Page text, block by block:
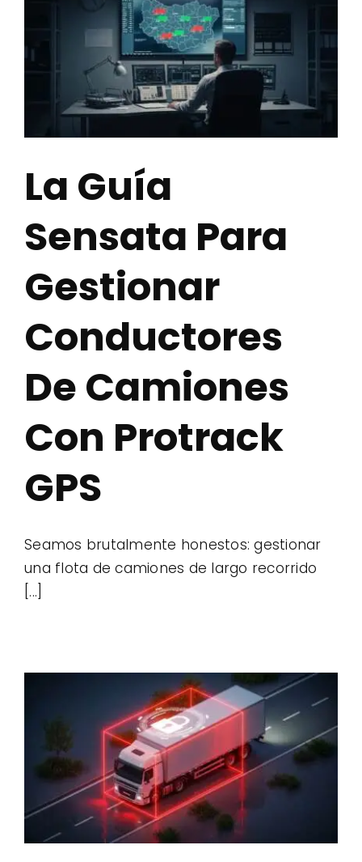
La Guía
Sensata Para
Gestionar
Conductores
De Camiones
Con Protrack
GPS
Seamos brutalmente honestos: gestionar
una flota de camiones de largo recorrido
[...]